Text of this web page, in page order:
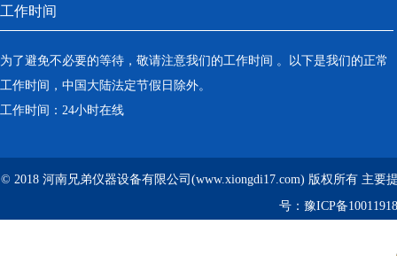
工作时间
为了避免不必要的等待，敬请注意我们的工作时间 。以下是我们的正常
工作时间，中国大陆法定节假日除外。
工作时间：24小时在线
© 2018 河南兄弟仪器设备有限公司(www.xiongdi17.com) 版权所有 主要
号： 豫ICP备